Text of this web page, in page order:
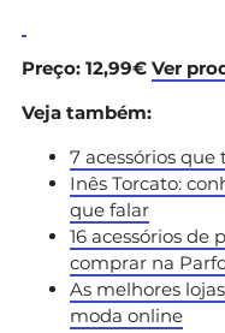
Preço: 12,99€ Ver
Veja também:
7 acessórios
Inês Torcato:
que falar
16 acessórios
comprar na
As melhores
moda online